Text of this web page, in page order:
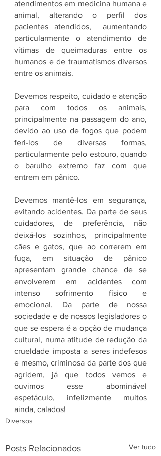
atendimentos em medicina humana e
animal, alterando o perfil dos
pacientes atendidos,  aumentando
particularmente o atendimento de
vítimas de queimaduras entre os
humanos e de traumatismos diversos
entre os animais.
Devemos respeito, cuidado e atenção
para com todos os animais,
principalmente na passagem do ano,
devido ao uso de fogos que podem
feri-los de diversas formas,
particularmente pelo estouro, quando
o barulho extremo faz com que
entrem em pânico.
Devemos mantê-los em segurança,
evitando acidentes. Da parte de seus
cuidadores, de preferência, não
deixá-los sozinhos, principalmente
cães e gatos, que ao correrem em
fuga, em situação de pânico
apresentam grande chance de se
envolverem em acidentes com
intenso sofrimento físico e
emocional. Da parte de nossa
sociedade e de nossos legisladores o
que se espera é a opção de mudança
cultural, numa atitude de redução da
crueldade imposta a seres indefesos
e mesmo, criminosa da parte dos que
agridem, já que todos vemos e
ouvimos esse abominável
espetáculo, infelizmente muitos
ainda, calados!
Diversos
Posts Relacionados Ver tudo